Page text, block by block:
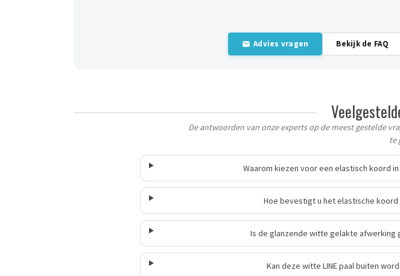
Advies vragen Bekijk de FAQ
De antwoorden van onze experts op de meest gestelde
te
Waarom kiezen voor een elastisch koord
Hoe bevestigt u het elastische
Is de glanzende witte gelakte
Kan deze witte LINE paal buiten